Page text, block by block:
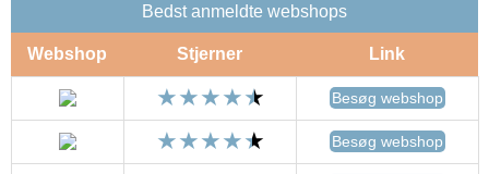
Bedst anmeldte webshops
Webshop Stjerner Link
Besøg webshop
Besøg webshop